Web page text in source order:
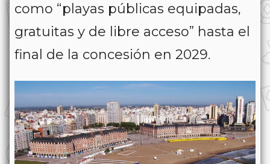
como “playas públicas equipadas,
gratuitas y de libre acceso” hasta el
final de la concesión en 2029.